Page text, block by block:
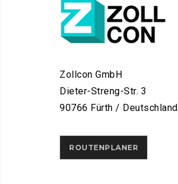
Zollcon GmbH
Dieter-Streng-Str. 3
90766 Fürth / Deutschland
ROUTENPLANER